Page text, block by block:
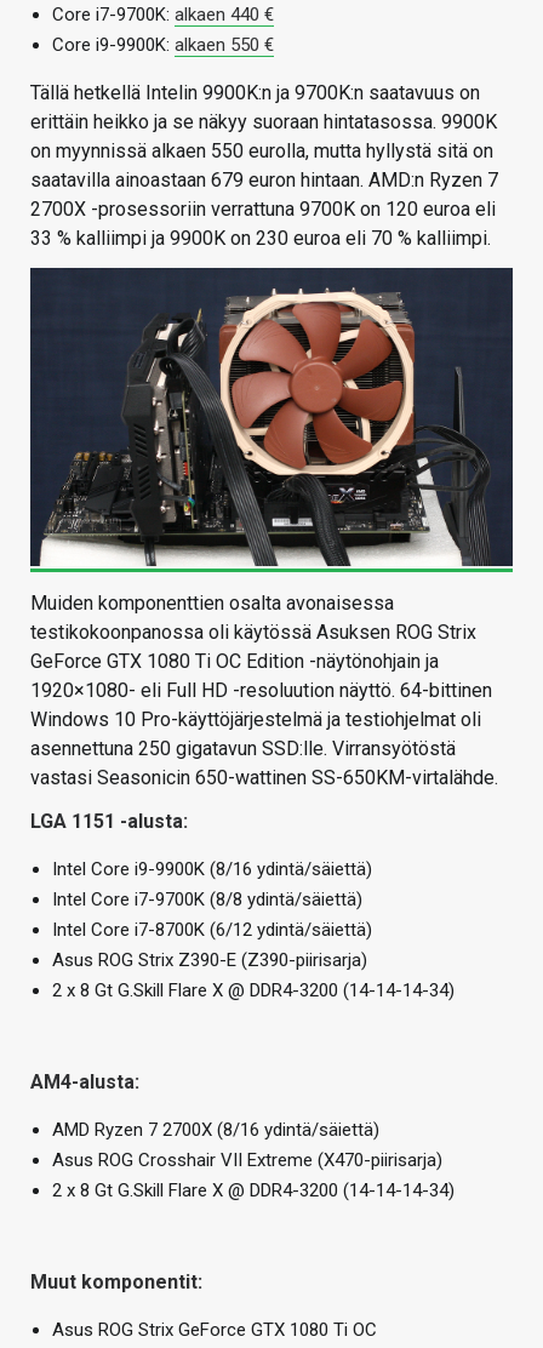
Core i7-9700K: alkaen 440 €
Core i9-9900K: alkaen 550 €
Tällä hetkellä Intelin 9900K:n ja 9700K:n saatavuus on
erittäin heikko ja se näkyy suoraan hintatasossa. 9900K
on myynnissä alkaen 550 eurolla, mutta hyllystä sitä on
saatavilla ainoastaan 679 euron hintaan. AMD:n Ryzen 7
2700X -prosessoriin verrattuna 9700K on 120 euroa eli
33 % kalliimpi ja 9900K on 230 euroa eli 70 % kalliimpi.
Muiden komponenttien osalta avonaisessa
testikokoonpanossa oli käytössä Asuksen ROG Strix
GeForce GTX 1080 Ti OC Edition -näytönohjain ja
1920×1080- eli Full HD -resoluution näyttö. 64-bittinen
Windows 10 Pro-käyttöjärjestelmä ja testiohjelmat oli
asennettuna 250 gigatavun SSD:lle. Virransyötöstä
vastasi Seasonicin 650-wattinen SS-650KM-virtalähde.
LGA 1151 -alusta:
Intel Core i9-9900K (8/16 ydintä/säiettä)
Intel Core i7-9700K (8/8 ydintä/säiettä)
Intel Core i7-8700K (6/12 ydintä/säiettä)
Asus ROG Strix Z390-E (Z390-piirisarja)
2 x 8 Gt G.Skill Flare X @ DDR4-3200 (14-14-14-34)
AM4-alusta:
AMD Ryzen 7 2700X (8/16 ydintä/säiettä)
Asus ROG Crosshair VII Extreme (X470-piirisarja)
2 x 8 Gt G.Skill Flare X @ DDR4-3200 (14-14-14-34)
Muut komponentit:
Asus ROG Strix GeForce GTX 1080 Ti OC